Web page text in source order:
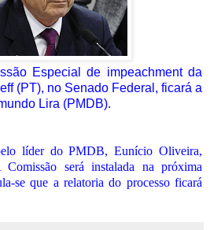
Especial de impeachment da
(PT), no Senado Federal, ficará a
Lira (PMDB).
líder do PMDB, Eunício Oliveira,
será instalada na próxima
se que a relatoria do processo ficará